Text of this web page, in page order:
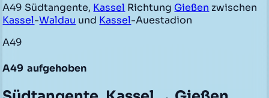
A49 Südtangente, Kassel Richtung Gießen zwischen
Kassel-Waldau und Kassel-Auestadion
A49
A49 aufgehoben